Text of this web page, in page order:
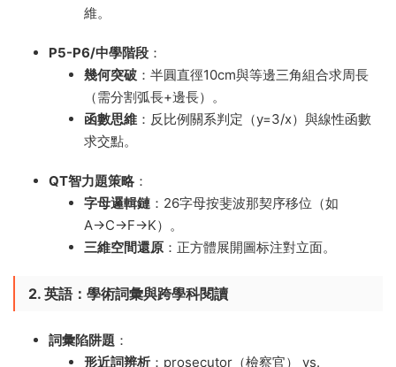
維。
P5-P6/中學階段 ​：
幾何突破 ​：半圓直徑10cm與等邊三角組合求周長
（需分割弧長+邊長）。
函數思維 ​：反比例關系判定（y=3/x）與線性函數
求交點。
QT智力題策略 ​：
字母邏輯鏈 ​：26字母按斐波那契序移位（如
A→C→F→K）。
三維空間還原 ​：正方體展開圖标注對立面。
2. 英語：學術詞彙與跨學科閱讀
詞彙陷阱題 ​：
形近詞辨析 ​：prosecutor（檢察官） vs.